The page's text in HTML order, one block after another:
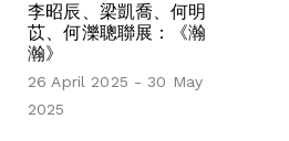
李昭辰、梁凱喬、何明
苡、何濼聰聯展：《瀚
瀚》
26 April 2025 - 30 May
2025